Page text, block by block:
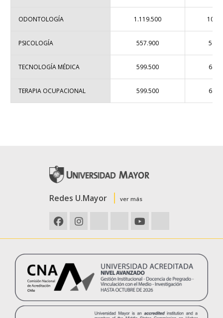
ODONTOLOGÍA 1.119.500
PSICOLOGÍA 557.900
TECNOLOGÍA MÉDICA 599.500
TERAPIA OCUPACIONAL 599.500
Redes U.Mayor ver más